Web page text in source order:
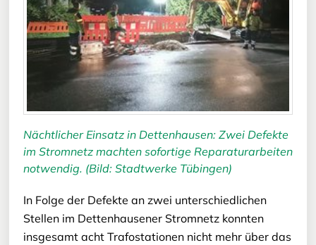
Nächtlicher Einsatz in Dettenhausen: Zwei Defekte
im Stromnetz machten sofortige Reparaturarbeiten
notwendig. (Bild: Stadtwerke Tübingen)
In Folge der Defekte an zwei unterschiedlichen
Stellen im Dettenhausener Stromnetz konnten
insgesamt acht Trafostationen nicht mehr über das